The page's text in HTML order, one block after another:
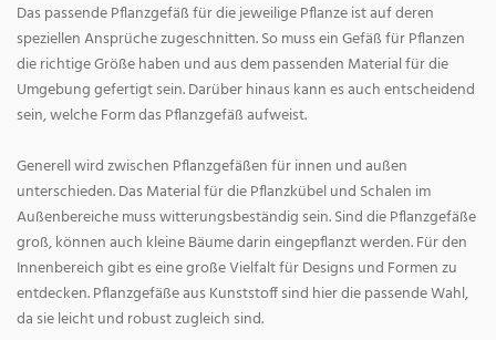
Das passende Pflanzgefäß für die jeweilige Pflanze ist auf deren
speziellen Ansprüche zugeschnitten. So muss ein Gefäß für Pflanzen
die richtige Größe haben und aus dem passenden Material für die
Umgebung gefertigt sein. Darüber hinaus kann es auch entscheidend
sein, welche Form das Pflanzgefäß aufweist.
Generell wird zwischen Pflanzgefäßen für innen und außen
unterschieden. Das Material für die Pflanzkübel und Schalen im
Außenbereiche muss witterungsbeständig sein. Sind die Pflanzgefäße
groß, können auch kleine Bäume darin eingepflanzt werden. Für den
Innenbereich gibt es eine große Vielfalt für Designs und Formen zu
entdecken. Pflanzgefäße aus Kunststoff sind hier die passende Wahl,
da sie leicht und robust zugleich sind.